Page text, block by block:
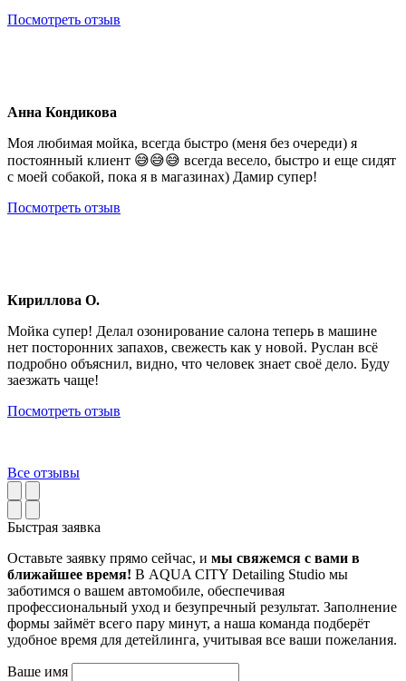
Посмотреть отзыв
Анна Кондикова
Моя любимая мойка, всегда быстро (меня без очереди) я
постоянный клиент 😅😅😅 всегда весело, быстро и еще сидят
с моей собакой, пока я в магазинах) Дамир супер!
Посмотреть отзыв
Кириллова О.
Мойка супер! Делал озонирование салона теперь в машине
нет посторонних запахов, свежесть как у новой. Руслан всё
подробно объяснил, видно, что человек знает своё дело. Буду
заезжать чаще!
Посмотреть отзыв
Все отзывы
Быстрая заявка
Оставьте заявку прямо сейчас, и мы свяжемся с вами в
ближайшее время! В AQUA CITY Detailing Studio мы
заботимся о вашем автомобиле, обеспечивая
профессиональный уход и безупречный результат. Заполнение
формы займёт всего пару минут, а наша команда подберёт
удобное время для детейлинга, учитывая все ваши пожелания.
Ваше имя